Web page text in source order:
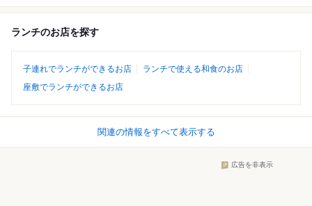
ランチのお店を探す
子連れでランチができるお店
ランチで使える和食のお店
座敷でランチができるお店
関連の情報をすべて表示する
広告を非表示